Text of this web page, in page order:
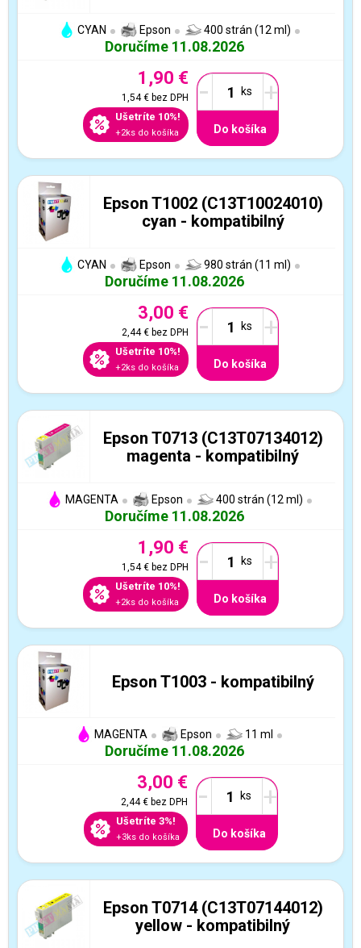
CYAN Epson 400 strán (12 ml)
Doručíme 11.08.2026
1,90 €
1,54 €bez DPH
Ušetríte 10%!
+2ks do košíka
- +
Do košíka
Epson T1002 (C13T10024010)
cyan - kompatibilný
CYAN Epson 980 strán (11 ml)
Doručíme 11.08.2026
3,00 €
2,44 €bez DPH
Ušetríte 10%!
+2ks do košíka
- +
Do košíka
Epson T0713 (C13T07134012)
magenta - kompatibilný
MAGENTA Epson 400 strán (12 ml)
Doručíme 11.08.2026
1,90 €
1,54 €bez DPH
Ušetríte 10%!
+2ks do košíka
- +
Do košíka
Epson T1003 - kompatibilný
MAGENTA Epson 11 ml
Doručíme 11.08.2026
3,00 €
2,44 €bez DPH
Ušetríte 3%!
+3ks do košíka
- +
Do košíka
Epson T0714 (C13T07144012)
yellow - kompatibilný